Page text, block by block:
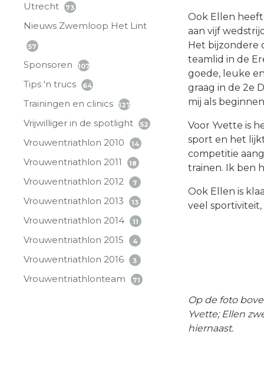
Utrecht
73
Nieuws Zwemloop Het Lint
57
Sponsoren 107
Tips 'n trucs 64
Trainingen en clinics 127
Vrijwilliger in de spotlight 52
Vrouwentriathlon 2010 14
Vrouwentriathlon 2011 18
Vrouwentriathlon 2012 7
Vrouwentriathlon 2013 13
Vrouwentriathlon 2014 11
Vrouwentriathlon 2015 4
Vrouwentriathlon 2016 3
Vrouwentriathlonteam 71
Ook Ellen
aan vijf
Het bijzondere
teamlid in de
goede, leuke
graag in de 2e
mij als
Voor Yvette is
sport en het
competitie
trainen. Ik ben
Ook Ellen is
veel sportiviteit,
Op de foto
Yvette; Ellen
hiernaast.